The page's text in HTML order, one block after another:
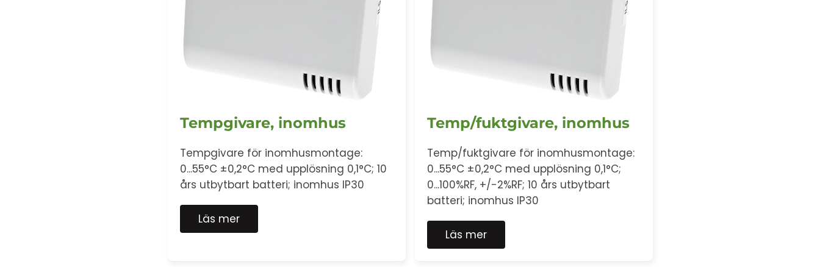
Tempgivare, inomhus
Tempgivare för inomhusmontage:
0...55°C ±0,2°C med upplösning 0,1°C; 10
års utbytbart batteri; inomhus IP30
Läs mer
Temp/fuktgivare, inomhus
Temp/fuktgivare för inomhusmontage:
0...55°C ±0,2°C med upplösning 0,1°C;
0...100%RF, +/-2%RF; 10 års utbytbart
batteri; inomhus IP30
Läs mer